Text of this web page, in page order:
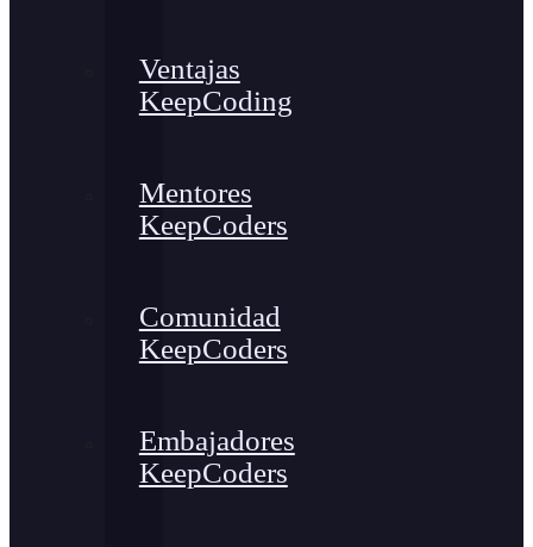
Ventajas
KeepCoding
Mentores
KeepCoders
Comunidad
KeepCoders
Embajadores
KeepCoders